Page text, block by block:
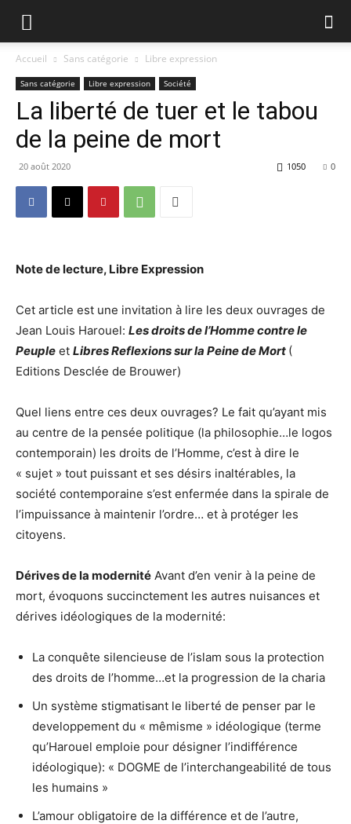
Accueil Sans catégorie Libre expression
Sans catégorie Libre expression Société
La liberté de tuer et le tabou
de la peine de mort
20 août 2020 0
1050
Note de lecture, Libre Expression
Cet article est une invitation à lire les deux ouvrages de
Jean Louis Harouel: Les droits de l’Homme contre le
Peuple et Libres Reflexions sur la Peine de Mort (
Editions Desclée de Brouwer)
Quel liens entre ces deux ouvrages? Le fait qu’ayant mis
au centre de la pensée politique (la philosophie…le logos
contemporain) les droits de l’Homme, c’est à dire le
« sujet » tout puissant et ses désirs inaltérables, la
société contemporaine s’est enfermée dans la spirale de
l’impuissance à maintenir l’ordre… et à protéger les
citoyens.
Dérives de la modernité Avant d’en venir à la peine de
mort, évoquons succinctement les autres nuisances et
dérives idéologiques de la modernité:
La conquête silencieuse de l’islam sous la protection
des droits de l’homme…et la progression de la charia
Un système stigmatisant le liberté de penser par le
developpement du « mêmisme » idéologique (terme
qu’Harouel emploie pour désigner l’indifférence
idéologique): « DOGME de l’interchangeabilité de tous
les humains »
L’amour obligatoire de la différence et de l’autre,